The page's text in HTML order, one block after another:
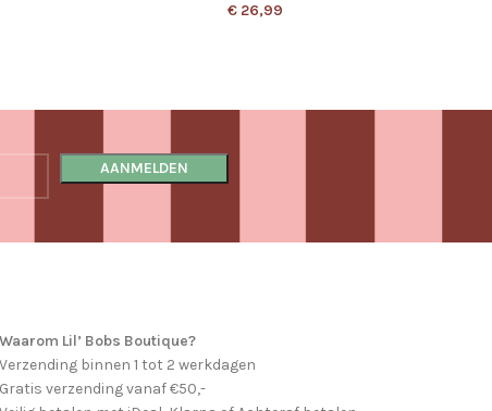
€ 26,99
Waarom Lil’ Bobs Boutique?
Verzending binnen 1 tot 2 werkdagen
Gratis verzending vanaf €50,-